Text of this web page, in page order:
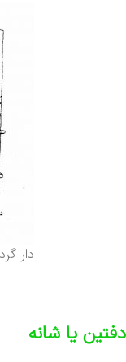
دار
دفتین یا شانه